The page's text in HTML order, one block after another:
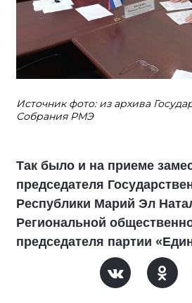
Источник фото: из архива
Собрания РМЭ
Так было и на приеме
председателя
Республики Марий Эл
Региональной
председателя партии